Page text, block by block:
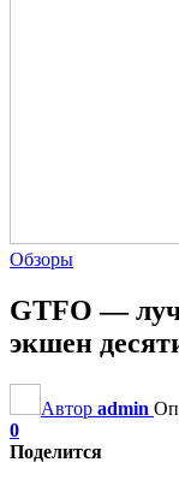
Обзоры
GTFO —
экшен
Автор admin
0
Поделится